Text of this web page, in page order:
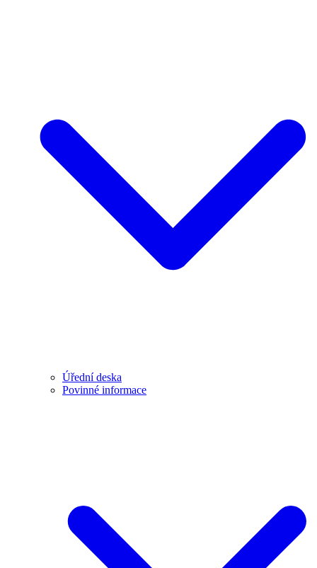
Úřední deska
Povinné informace